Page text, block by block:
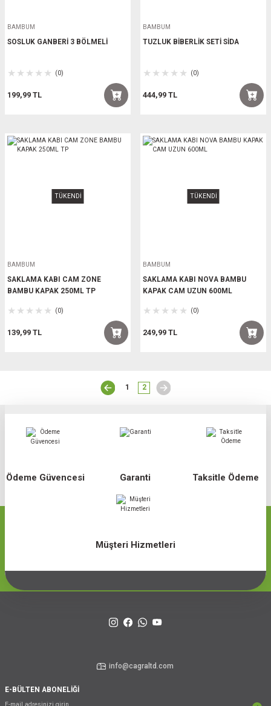
BAMBUM
SOSLUK GANBERİ 3 BÖLMELİ
(0)
199,99 TL
BAMBUM
TUZLUK BİBERLİK SETİ SİDA
(0)
444,99 TL
TÜKENDİ
BAMBUM
SAKLAMA KABI CAM ZONE
BAMBU KAPAK 250ML TP
(0)
139,99 TL
TÜKENDİ
BAMBUM
SAKLAMA KABI NOVA BAMBU
KAPAK CAM UZUN 600ML
(0)
249,99 TL
1 2
Ödeme Güvencesi Garanti Taksitle Ödeme
Müşteri Hizmetleri
info@cagraltd.com
E-BÜLTEN ABONELİĞİ